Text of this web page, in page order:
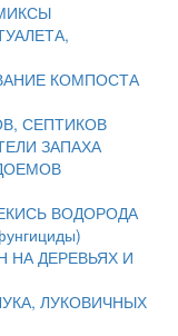
КОМПОСТА
СЕПТИКОВ
ЗАПАХА
ВОДОРОДА
НА ДЕРЕВЬЯХ И
ЛУКОВИЧНЫХ